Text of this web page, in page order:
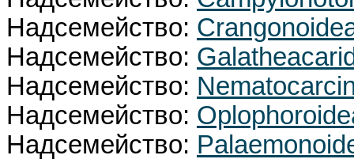
Надсемейство:
Надсемейство:
Надсемейство:
Надсемейство:
Надсемейство: